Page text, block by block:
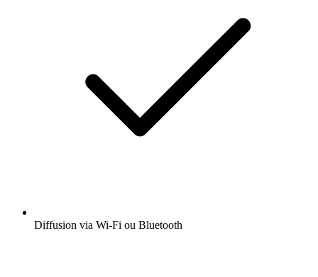
Diffusion via Wi-Fi ou Bluetooth